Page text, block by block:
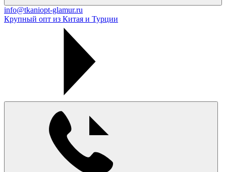
info@tkaniopt-glamur.ru
Крупный опт из Китая и Турции